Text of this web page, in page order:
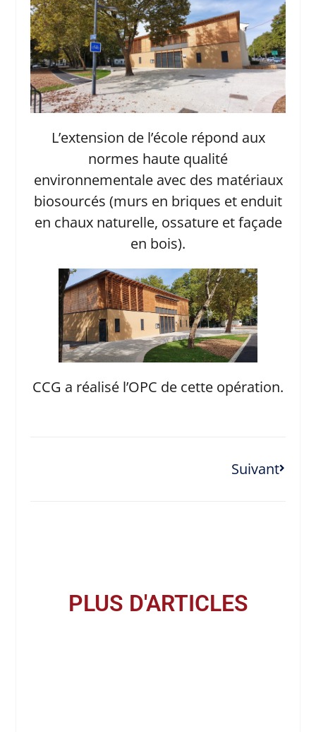
L’extension de l’école répond aux
normes haute qualité
environnementale avec des matériaux
biosourcés (murs en briques et enduit
en chaux naturelle, ossature et façade
en bois).
CCG a réalisé l’OPC de cette opération.
Suivant
PLUS D'ARTICLES